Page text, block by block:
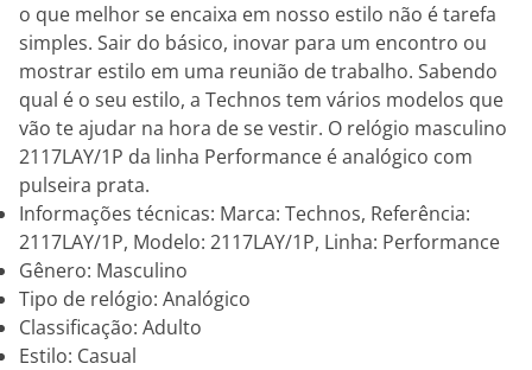
o que melhor se encaixa em nosso estilo não é tarefa
simples. Sair do básico, inovar para um encontro ou
mostrar estilo em uma reunião de trabalho. Sabendo
qual é o seu estilo, a Technos tem vários modelos que
vão te ajudar na hora de se vestir. O relógio masculino
2117LAY/1P da linha Performance é analógico com
pulseira prata.
Informações técnicas: Marca: Technos, Referência:
2117LAY/1P, Modelo: 2117LAY/1P, Linha: Performance
Gênero: Masculino
Tipo de relógio: Analógico
Classificação: Adulto
Estilo: Casual